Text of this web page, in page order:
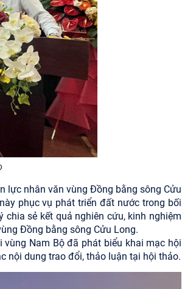
lực nhân văn vùng Đồng bằng sông Cửu
phục vụ phát triển đất nước trong bối
sẻ kết quả nghiên cứu, kinh nghiệm
Đồng bằng sông Cửu Long.
Nam Bộ đã phát biểu khai mạc hội
nội dung trao đổi, thảo luận tại hội thảo.